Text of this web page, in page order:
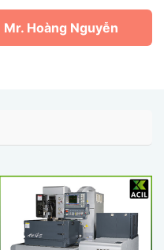
Mr. Hoàng Nguyễn